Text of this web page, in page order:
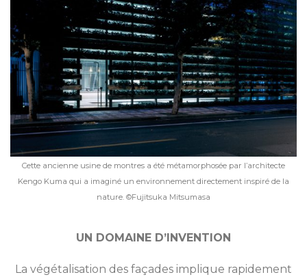
Cette ancienne usine de montres a été métamorphosée par l’architecte
Kengo Kuma qui a imaginé un environnement directement inspiré de la
nature. ©Fujitsuka Mitsumasa
UN DOMAINE D’INVENTION
La végétalisation des façades implique rapidement